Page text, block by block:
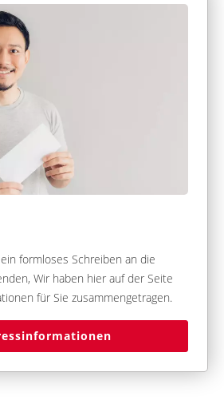
formloses Schreiben an die
Wir haben hier auf der Seite
für Sie zusammengetragen.